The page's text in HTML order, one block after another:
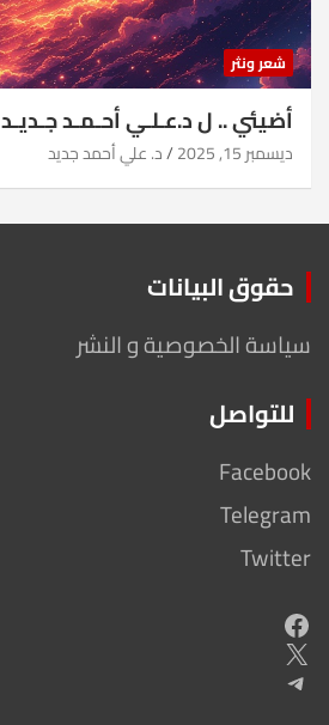
شعر ونثر
أضيئي .. ل د.عـلـي أحـمـد جـديـد
ديسمبر 15, 2025 د. علي أحمد جديد
حقوق البيانات
سياسة الخصوصية و النشر
للتواصل
Facebook
Telegram
Twitter
Facebook
X
Telegram